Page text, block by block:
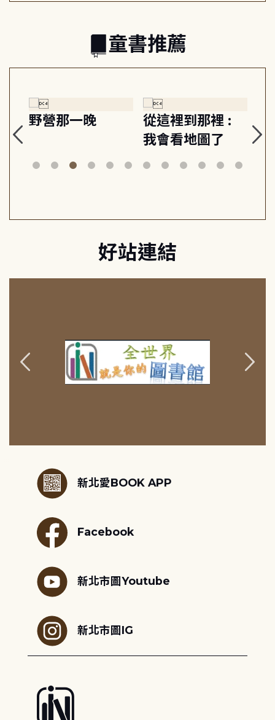
童書推薦
野營那一晚
從這裡到那裡 :
我會看地圖了
美
好站連結
新北愛BOOK APP
Facebook
新北市圖Youtube
新北市圖IG